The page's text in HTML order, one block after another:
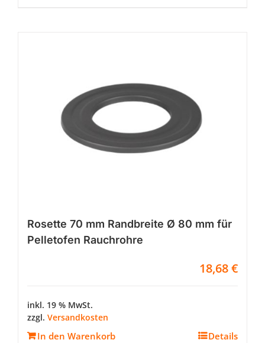
Rosette 70 mm Randbreite Ø 80 mm für
Pelletofen Rauchrohre
18,68€
inkl. 19 % MwSt.
zzgl. Versandkosten
In den Warenkorb Details